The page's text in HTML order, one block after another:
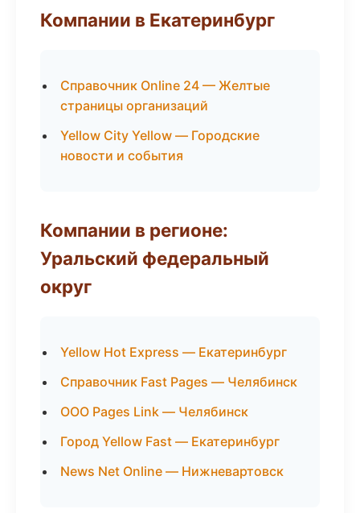
Компании в Екатеринбург
Справочник Online 24 — Желтые
страницы организаций
Yellow City Yellow — Городские
новости и события
Компании в регионе:
Уральский федеральный
округ
Yellow Hot Express — Екатеринбург
Справочник Fast Pages — Челябинск
ООО Pages Link — Челябинск
Город Yellow Fast — Екатеринбург
News Net Online — Нижневартовск